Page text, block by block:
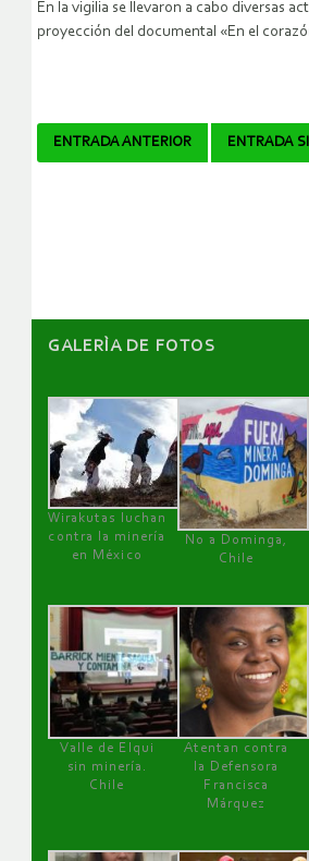
En la vigilia se llevaron a cabo diversas
proyección del documental «En el
Navegador
ENTRADA ANTERIOR ENTRADA
GALERÌA DE FOTOS
Wirakutas luchan
contra la minería
en México
No a Dominga,
Chile
Valle de Elqui
sin minería.
Chile
Atentan contra
la Defensora
Francisca
Márquez